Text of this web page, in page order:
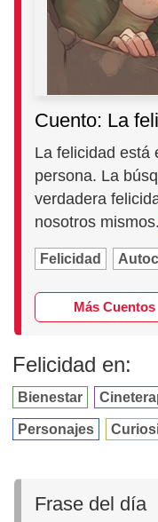
Cuento: La
La felicidad está
persona. La
verdadera
nosotros mismos.
Felicidad
Más Cuentos
Felicidad en:
Bienestar
Personajes
Frase del día